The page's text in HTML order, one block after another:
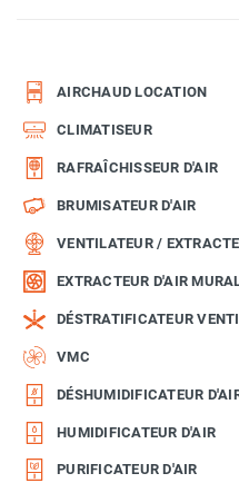
AIRCHAUD LOCATION
CLIMATISEUR
RAFRAÎCHISSEUR D'AIR
BRUMISATEUR D'AIR
VENTILATEUR /
EXTRACTEUR D'AIR
DÉSTRATIFICATEUR
VMC
DÉSHUMIDIFICATEUR
HUMIDIFICATEUR D'AIR
PURIFICATEUR D'AIR